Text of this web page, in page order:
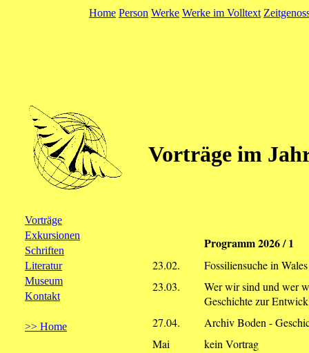
Home Person Werke Werke im Volltext
Vorträge
Exkursionen
Schriften
Literatur
Museum
Kontakt
>> Home
Vorträge im
Programm 2026 / 1
23.02.
Fossiliensuche in
23.03.
Wer wir sind und wer
Geschichte zur
27.04.
Archiv Boden -
Mai
kein Vortrag